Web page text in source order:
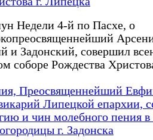
Недели 4-й по Пасхе, о
и Задонский, совершил
соборе Рождества
Преосвященнейший
Липецкой епархии,
и чин молебного пения в
г. Задонска